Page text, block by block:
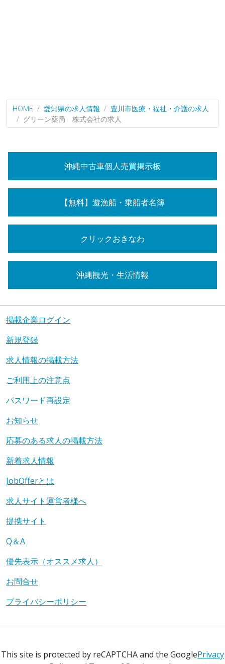
HOME 愛知県の求人情報
豊川市医療・福祉・介護の求人
グリーン薬局 株式会社の求人
沖縄中古車個人売買掲示板
【無料】遊漁船・乗船者名簿
クリックおきなわ
沖縄観光・生活情報
掲載企業ログイン
新規登録
求人情報の掲載方法
ご利用上の注意点
パスワード再設定
お知らせ
応募のある求人の掲載方法
新着求人情報
JobOfferとは
求人サイト運営者様へ
提携サイト
Q＆A
優先表示（オススメ求人）
お問合せ
プライバシーポリシー
This site is protected by reCAPTCHA and the GooglePrivacy